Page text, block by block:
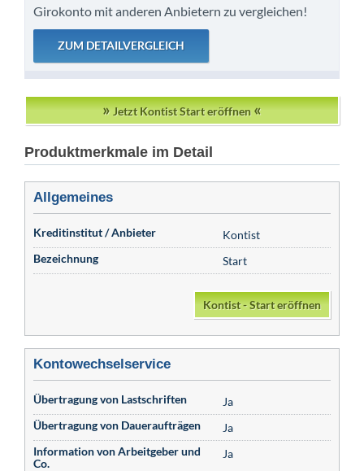
Girokonto mit anderen Anbietern zu vergleichen!
» Jetzt Kontist Start eröffnen«
Produktmerkmale im Detail
Allgemeines
Kreditinstitut / Anbieter
Kontist
Bezeichnung
Start
Kontist - Start eröffnen
Kontowechselservice
Übertragung von Lastschriften
Ja
Übertragung von Daueraufträgen
Ja
Information von Arbeitgeber und
Co.
Ja